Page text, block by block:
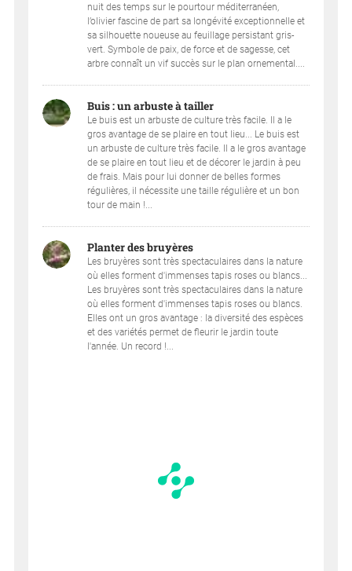
nuit des temps sur le pourtour méditerranéen,
l’olivier fascine de part sa longévité exceptionnelle et
sa silhouette noueuse au feuillage persistant gris-
vert. Symbole de paix, de force et de sagesse, cet
arbre connaît un vif succès sur le plan ornemental....
Buis : un arbuste à tailler
Le buis est un arbuste de culture très facile. Il a le
gros avantage de se plaire en tout lieu... Le buis est
un arbuste de culture très facile. Il a le gros avantage
de se plaire en tout lieu et de décorer le jardin à peu
de frais. Mais pour lui donner de belles formes
régulières, il nécessite une taille régulière et un bon
tour de main !...
Planter des bruyères
Les bruyères sont très spectaculaires dans la nature
où elles forment d'immenses tapis roses ou blancs...
Les bruyères sont très spectaculaires dans la nature
où elles forment d'immenses tapis roses ou blancs.
Elles ont un gros avantage : la diversité des espèces
et des variétés permet de fleurir le jardin toute
l'année. Un record !...